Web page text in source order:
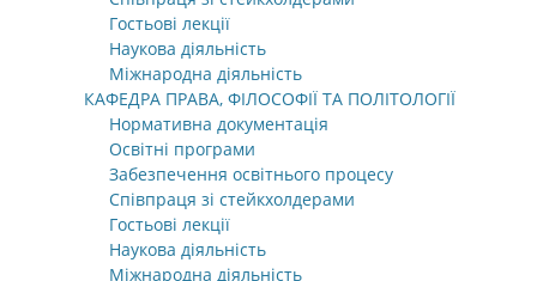
Гостьові лекції
Наукова діяльність
Міжнародна діяльність
КАФЕДРА ПРАВА, ФІЛОСОФІЇ ТА ПОЛІТОЛОГІЇ
Нормативна документація
Освітні програми
Забезпечення освітнього процесу
Співпраця зі стейкхолдерами
Гостьові лекції
Наукова діяльність
Міжнародна діяльність